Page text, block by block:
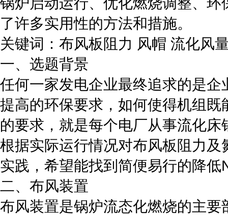
了许多实用性的方法和措施。
关键词：布风板阻力 风帽 流化风
一、选题背景
任何一家发电企业最终追求的是
提高的环保要求，如何使得机组
的要求，就是每个电厂从事流化
根据实际运行情况对布风板阻力
实践，希望能找到简便易行的降低
二、布风装置
布风装置是锅炉流态化燃烧的主